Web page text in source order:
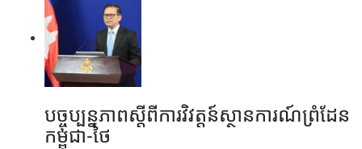
បច្ចុប្បន្នភាពស្ដីពីការវិវត្តន៍ស្ថានការណ៍ព្រំដែន
កម្ពុជា-ថៃ